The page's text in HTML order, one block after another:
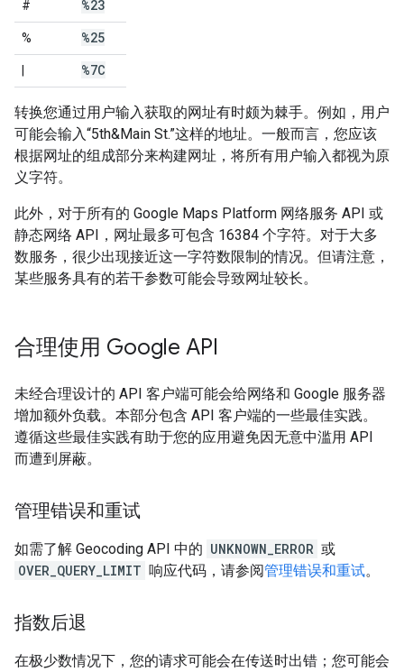
# %23
% %25
%7C
转换您通过用户输入获取的网址有时颇为棘手。例如，用户
可能会输入“5th&Main St.”这样的地址。一般而言，您应该
根据网址的组成部分来构建网址，将所有用户输入都视为原
义字符。
此外，对于所有的 Google Maps Platform 网络服务 API 或
静态网络 API，网址最多可包含 16384 个字符。对于大多
数服务，很少出现接近这一字符数限制的情况。但请注意，
某些服务具有的若干参数可能会导致网址较长。
合理使用 Google API
未经合理设计的 API 客户端可能会给网络和 Google 服务器
增加额外负载。本部分包含 API 客户端的一些最佳实践。
遵循这些最佳实践有助于您的应用避免因无意中滥用 API
而遭到屏蔽。
管理错误和重试
如需了解 Geocoding API 中的 UNKNOWN_ERROR 或
OVER_QUERY_LIMIT 响应代码，请参阅管理错误和重试。
指数后退
在极少数情况下，您的请求可能会在传送时出错；您可能会